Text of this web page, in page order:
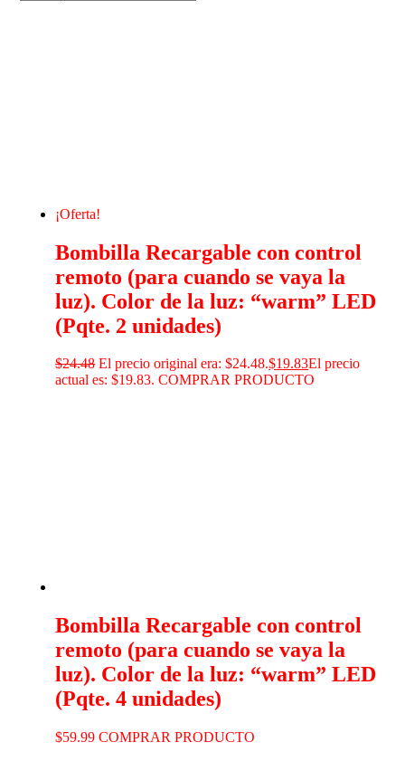
¡Oferta!
Bombilla Recargable con control
remoto (para cuando se vaya la
luz). Color de la luz: “warm” LED
(Pqte. 2 unidades)
$24.48 El precio original era: $24.48.$19.83El precio
actual es: $19.83. COMPRAR PRODUCTO
Bombilla Recargable con control
remoto (para cuando se vaya la
luz). Color de la luz: “warm” LED
(Pqte. 4 unidades)
$59.99 COMPRAR PRODUCTO